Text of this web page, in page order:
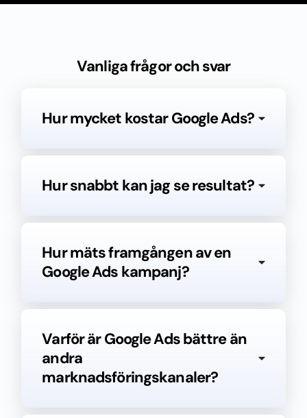
Vanliga frågor och svar
Hur mycket kostar Google Ads?
Hur snabbt kan jag se resultat?
Hur mäts framgången av en
Google Ads kampanj?
Varför är Google Ads bättre än
andra
marknadsföringskanaler?